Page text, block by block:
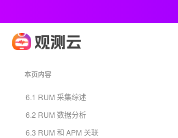
本页内容
6.1 RUM 采集综述
6.2 RUM 数据分析
6.3 RUM 和 APM 关联